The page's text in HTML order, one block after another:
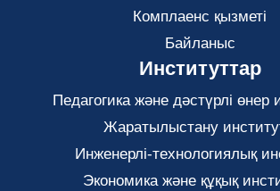
Комплаенс қызметі
Байланыс
Институттар
Педагогика және дәстүрлі өнер
Жаратылыстану
Инженерлі-технологиялық
Экономика және құқық